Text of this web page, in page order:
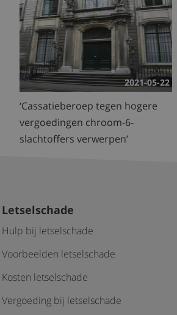
2021-05-22
‘Cassatieberoep tegen hogere
vergoedingen chroom-6-
slachtoffers verwerpen’
Letselschade
Hulp bij letselschade
Voorbeelden letselschade
Kosten letselschade
Vergoeding bij letselschade